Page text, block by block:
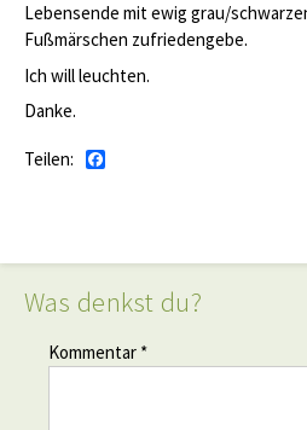
Lebensende mit ewig grau/
Fußmärschen zufriedengebe.
Ich will leuchten.
Danke.
Teilen:
Was denkst du?
Kommentar *